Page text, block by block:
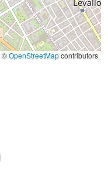
©OpenStreetMapcontributors